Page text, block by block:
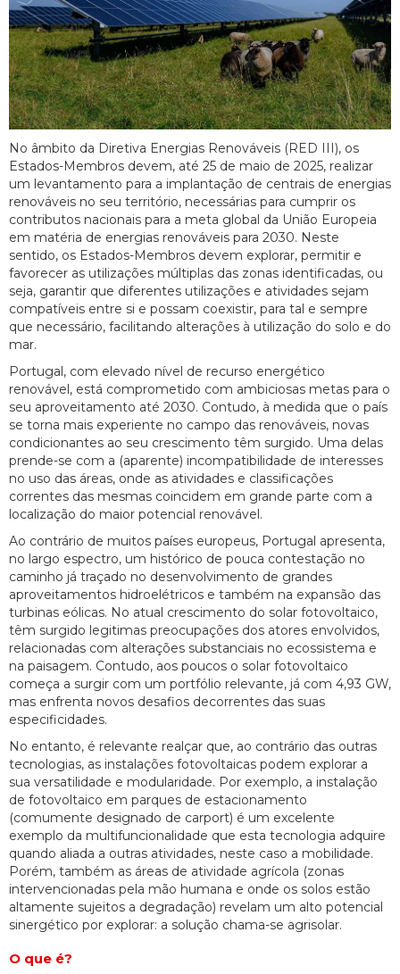
No âmbito da Diretiva Energias Renováveis (RED III), os
Estados-Membros devem, até 25 de maio de 2025, realizar
um levantamento para a implantação de centrais de energias
renováveis no seu território, necessárias para cumprir os
contributos nacionais para a meta global da União Europeia
em matéria de energias renováveis para 2030. Neste
sentido, os Estados-Membros devem explorar, permitir e
favorecer as utilizações múltiplas das zonas identificadas, ou
seja, garantir que diferentes utilizações e atividades sejam
compatíveis entre si e possam coexistir, para tal e sempre
que necessário, facilitando alterações à utilização do solo e do
mar.
Portugal, com elevado nível de recurso energético
renovável, está comprometido com ambiciosas metas para o
seu aproveitamento até 2030. Contudo, à medida que o país
se torna mais experiente no campo das renováveis, novas
condicionantes ao seu crescimento têm surgido. Uma delas
prende-se com a (aparente) incompatibilidade de interesses
no uso das áreas, onde as atividades e classificações
correntes das mesmas coincidem em grande parte com a
localização do maior potencial renovável.
Ao contrário de muitos países europeus, Portugal apresenta,
no largo espectro, um histórico de pouca contestação no
caminho já traçado no desenvolvimento de grandes
aproveitamentos hidroelétricos e também na expansão das
turbinas eólicas. No atual crescimento do solar fotovoltaico,
têm surgido legitimas preocupações dos atores envolvidos,
relacionadas com alterações substanciais no ecossistema e
na paisagem. Contudo, aos poucos o solar fotovoltaico
começa a surgir com um portfólio relevante, já com 4,93 GW,
mas enfrenta novos desafios decorrentes das suas
especificidades.
No entanto, é relevante realçar que, ao contrário das outras
tecnologias, as instalações fotovoltaicas podem explorar a
sua versatilidade e modularidade. Por exemplo, a instalação
de fotovoltaico em parques de estacionamento
(comumente designado de carport) é um excelente
exemplo da multifuncionalidade que esta tecnologia adquire
quando aliada a outras atividades, neste caso a mobilidade.
Porém, também as áreas de atividade agrícola (zonas
intervencionadas pela mão humana e onde os solos estão
altamente sujeitos a degradação) revelam um alto potencial
sinergético por explorar: a solução chama-se agrisolar.
O que é?